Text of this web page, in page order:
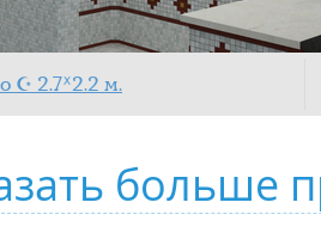
☪ 2.7ᕁ2.2 м.
больше